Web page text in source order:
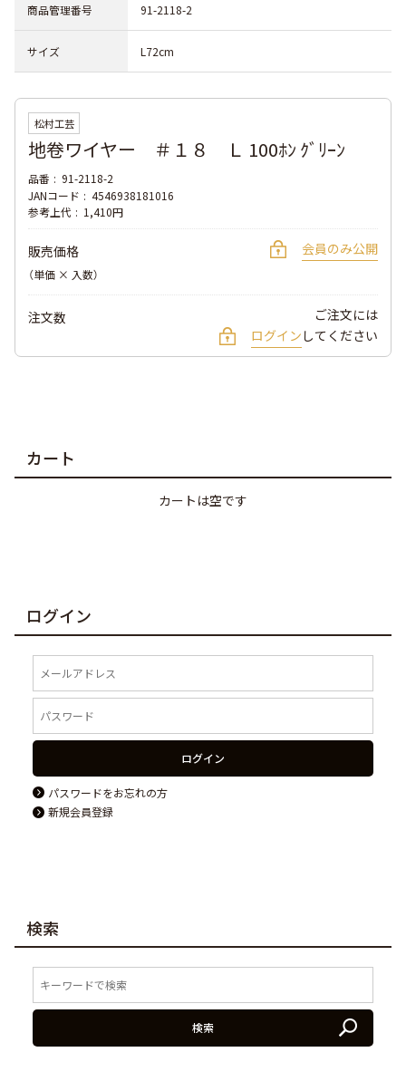
商品管理番号 91-2118-2
サイズ L72cm
松村工芸
地卷ワイヤー ＃１８ Ｌ 100ﾎﾝ ｸﾞﾘｰﾝ
品番
91-2118-2
JANコード
4546938181016
参考上代
1,410円
販売価格
（単価 × 入数）
会員のみ公開
注文数
ご注文には
ログイン してください
カート
カートは空です
ログイン
ログイン
パスワードをお忘れの方
新規会員登録
検索
検索